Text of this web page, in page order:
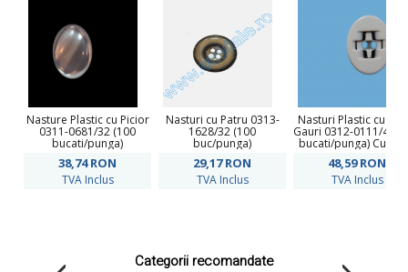
Nasture Plastic cu Picior
0311-0681/32 (100
bucati/punga)
38,74RON
TVA Inclus
Nasturi cu Patru 0313-
1628/32 (100
buc/punga)
29,17RON
TVA Inclus
Nasturi Plastic cu
Gauri 0312-0111/40
bucati/punga)
48,59RON
TVA Inclus
Categorii recomandate